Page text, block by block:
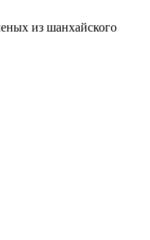
из шанхайского